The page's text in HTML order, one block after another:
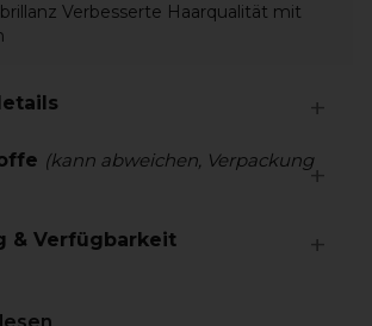
Verbesserte Haarqualität mit
(kann abweichen, Verpackung
& Verfügbarkeit